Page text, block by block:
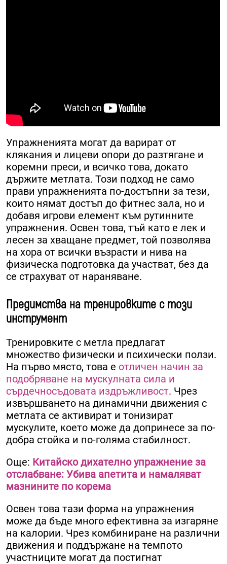
Упражненията могат да варират от
клякания и лицеви опори до разтягане и
коремни преси, и всичко това, докато
държите метлата. Този подход не само
прави упражненията по-достъпни за тези,
които нямат достъп до фитнес зала, но и
добавя игрови елемент към рутинните
упражнения. Освен това, тъй като е лек и
лесен за хващане предмет, той позволява
на хора от всички възрасти и нива на
физическа подготовка да участват, без да
се страхуват от нараняване.
Предимства на тренировките с този
инструмент
Тренировките с метла предлагат
множество физически и психически ползи.
На първо място, това е отличен начин за
подобряване на мускулната сила и
сърдечносъдовата издръжливост. Чрез
извършването на динамични движения с
метлата се активират и тонизират
мускулите, което може да допринесе за по-
добра стойка и по-голяма стабилност.
Още: Китайско дихателно упражнение за
отслабване: Убива апетита и намаляват
мазнините по корема
Освен това тази форма на упражнения
може да бъде много ефективна за изгаряне
на калории. Чрез комбиниране на различни
движения и поддържане на темпото
участниците могат да постигнат